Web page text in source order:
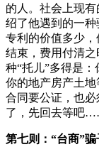
的人。社会上现有
绍了他遇到的一
专利的价值多少
结束，费用付清
种“托儿”多得是
你的地产房产土
合同要公证，也
了，先回去等吧
第七则：“台商”